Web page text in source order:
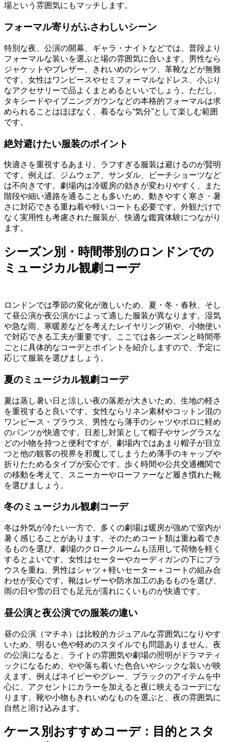
場という雰囲気にもマッチします。
フォーマル寄りがふさわしいシーン
特別な夜、公演の開幕、ギャラ・ナイトなどでは、普段より
フォーマルな装いを選ぶと場の雰囲気に合います。男性なら
ジャケットやブレザー、きれいめのシャツ、革靴などが無難
です。女性はワンピースやセミフォーマルなドレス、小ぶり
なアクセサリーで品よくまとめるといいでしょう。ただし、
タキシードやイブニングガウンなどの本格的フォーマルは求
められることはほぼなく、着るなら“気分”として楽しむ範囲
です。
絶対避けたい服装のポイント
快適さを重視するあまり、ラフすぎる服装は避けるのが賢明
です。例えば、ジムウェア、サンダル、ビーチショーツなど
は不向きです。劇場内は冷暖房の効きが変わりやすく、また
階段や細い通路を通ることも多いため、動きやすく寒さ・暑
さに対応できる重ね着や軽いコートも必要です。外観だけで
なく実用性も考慮された服装が、快適な鑑賞体験につながり
ます。
シーズン別・時間帯別のロンドンでの
ミュージカル観劇コーデ
ロンドンでは季節の変化が激しいため、夏・冬・春秋、そし
て昼公演か夜公演かによって適した服装が異なります。湿気
や急な雨、寒暖差などを考えたレイヤリング術や、小物使い
で対応できる工夫が重要です。ここでは各シーズンと時間帯
ごとに具体的なコーデとポイントを紹介しますので、予定に
応じて服装を選びましょう。
夏のミュージカル観劇コーデ
夏は蒸し暑い日と涼しい夜の落差が大きいため、生地の軽さ
を重視すると良いです。女性ならリネン素材やコットン混の
ワンピース・ブラウス、男性なら薄手のシャツやポロに軽め
のパンツが快適です。日差し対策として帽子やサングラスな
どの小物を持つと便利ですが、劇場内ではあまり帽子が目立
つと他の観客の視界を邪魔してしまうため薄手のキャップや
折りたためるタイプが安心です。歩く時間や公共交通機関で
の移動を考えて、スニーカーやローファーなど履き慣れた靴
を選びましょう。
冬のミュージカル観劇コーデ
冬は外気が冷たい一方で、多くの劇場は暖房が強めで室内が
暑く感じることがあります。そのためコート類は重ね着でき
るものを選び、劇場のクロークルームも活用して荷物を軽く
するとよいです。女性はセーターやカーディガンの下にブラ
ウスを重ね、男性はシャツ＋軽いセーター＋コートの組み合
わせが安心です。靴はレザーや防水加工のあるものを選び、
雨の日や雪の日でも足元が濡れにくいものが快適です。
昼公演と夜公演での服装の違い
昼の公演（マチネ）は比較的カジュアルな雰囲気になりやす
いため、明るい色や軽めのスタイルでも問題ありません。夜
の公演になると、ライトの雰囲気や劇場の照明がドラマティ
ックになるため、やや落ち着いた色合いやシックな装いが映
えます。例えばネイビーやグレー、ブラックのアイテムを中
心に、アクセントにカラーを加えると夜に映えるコーデにな
ります。靴や小物もきれいめなものを選ぶと、夜の雰囲気に
自然と溶け込みます。
ケース別おすすめコーデ：目的とスタ